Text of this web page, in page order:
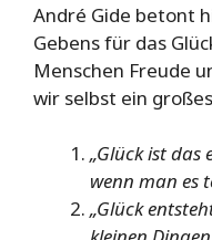
André Gide betont
Gebens für das
Menschen Freude
wir selbst ein
„Glück ist das
wenn man es
„Glück